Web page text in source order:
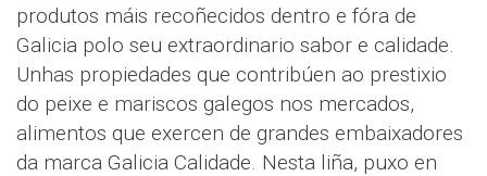
produtos máis recoñecidos dentro e fóra de
Galicia polo seu extraordinario sabor e calidade.
Unhas propiedades que contribúen ao prestixio
do peixe e mariscos galegos nos mercados,
alimentos que exercen de grandes embaixadores
da marca Galicia Calidade. Nesta liña, puxo en